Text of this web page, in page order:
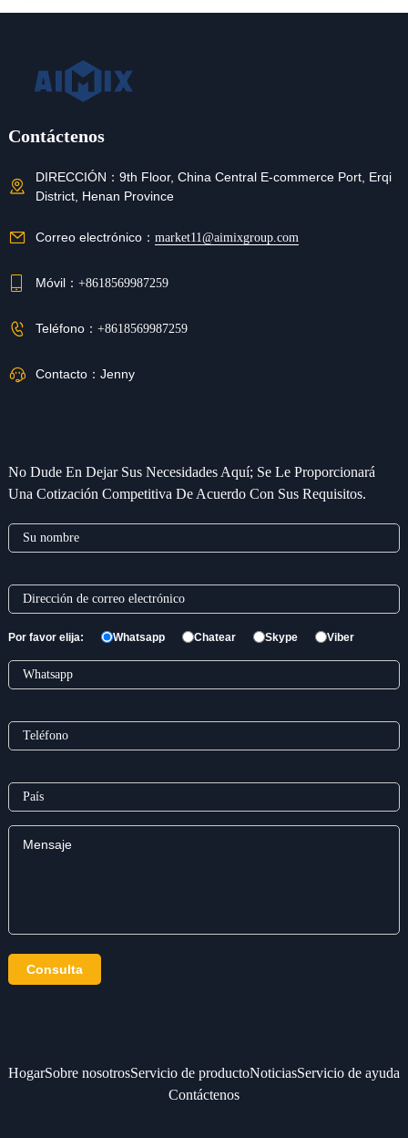
Contáctenos
DIRECCIÓN： 9th Floor, China Central E-commerce Port, Erqi
District, Henan Province
Correo electrónico： market11@aimixgroup.com
Móvil： +8618569987259
Teléfono： +8618569987259
Contacto： Jenny
No Dude En Dejar Sus Necesidades Aquí; Se Le Proporcionará
Una Cotización Competitiva De Acuerdo Con Sus Requisitos.
Por favor elija: Whatsapp Chatear Skype Viber
HogarSobre nosotrosServicio de productoNoticiasServicio de ayuda
Contáctenos